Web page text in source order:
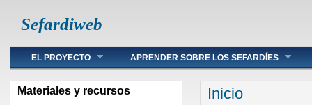
Sefardiweb
Main menu
EL PROYECTO APRENDER SOBRE LOS SEFARDÍES
Materiales y recursos Se encuentra
Inicio